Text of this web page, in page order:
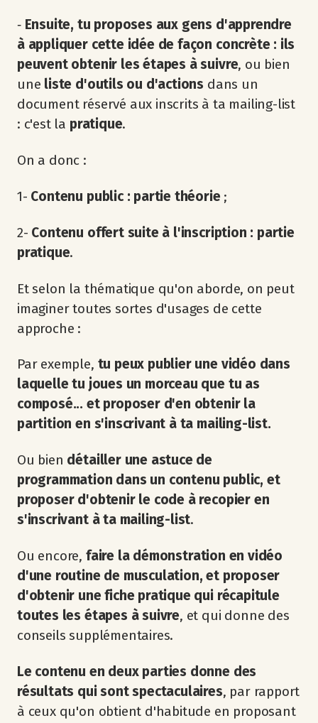
‐ Ensuite, tu proposes aux gens d'apprendre
à appliquer cette idée de façon concrète : ils
peuvent obtenir les étapes à suivre, ou bien
une liste d'outils ou d'actions dans un
document réservé aux inscrits à ta mailing-list
: c'est la pratique.
On a donc :
1- Contenu public : partie théorie ;
2- Contenu offert suite à l'inscription : partie
pratique.
Et selon la thématique qu'on aborde, on peut
imaginer toutes sortes d'usages de cette
approche :
Par exemple, tu peux publier une vidéo dans
laquelle tu joues un morceau que tu as
composé... et proposer d'en obtenir la
partition en s'inscrivant à ta mailing-list.
Ou bien détailler une astuce de
programmation dans un contenu public, et
proposer d'obtenir le code à recopier en
s'inscrivant à ta mailing-list.
Ou encore, faire la démonstration en vidéo
d'une routine de musculation, et proposer
d'obtenir une fiche pratique qui récapitule
toutes les étapes à suivre, et qui donne des
conseils supplémentaires.
Le contenu en deux parties donne des
résultats qui sont spectaculaires, par rapport
à ceux qu'on obtient d'habitude en proposant